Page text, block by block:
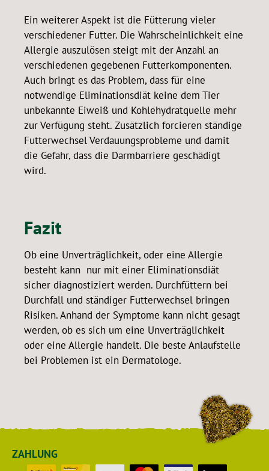
Ein weiterer Aspekt ist die Fütterung vieler
verschiedener Futter. Die Wahrscheinlichkeit eine
Allergie auszulösen steigt mit der Anzahl an
verschiedenen gegebenen Futterkomponenten.
Auch bringt es das Problem, dass für eine
notwendige Eliminationsdiät keine dem Tier
unbekannte Eiweiß und Kohlehydratquelle mehr
zur Verfügung steht. Zusätzlich forcieren ständige
Futterwechsel Verdauungsprobleme und damit
die Gefahr, dass die Darmbarriere geschädigt
wird.
Fazit
Ob eine Unverträglichkeit, oder eine Allergie
besteht kann nur mit einer Eliminationsdiät
sicher diagnostiziert werden. Durchfüttern bei
Durchfall und ständiger Futterwechsel bringen
Risiken. Anhand der Symptome kann nicht gesagt
werden, ob es sich um eine Unverträglichkeit
oder eine Allergie handelt. Die beste Anlaufstelle
bei Problemen ist ein Dermatologe.
ZAHLUNG